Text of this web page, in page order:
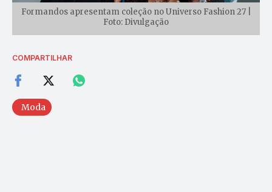
Formandos apresentam coleção no Universo Fashion 27 |
Foto: Divulgação
COMPARTILHAR
Moda